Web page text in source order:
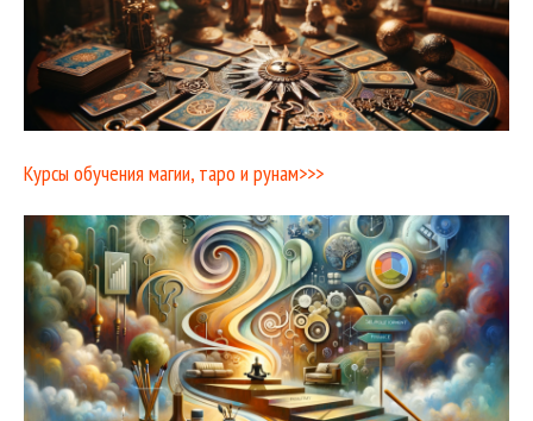
Курсы обучения магии, таро и рунам>>>